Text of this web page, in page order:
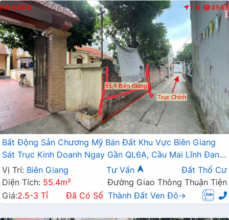
HÀ ĐÔNG T.N 3569
Bất Động Sản Chương Mỹ Bán Đất Khu Vực Biên Giang
Sát Trục Kinh Doanh Ngay Gần QL6A, Cầu Mai Lĩnh Đang
Mở Rộng
Vị Trí: Biên Giang Tư Vấn
Đất Thổ Cư
Diện Tích: 55.4m²
Đường Giao Thông Thuận Tiện
Giá:2.5-3 Tỉ Đã Có Sổ Thành Đất Ven Đô→